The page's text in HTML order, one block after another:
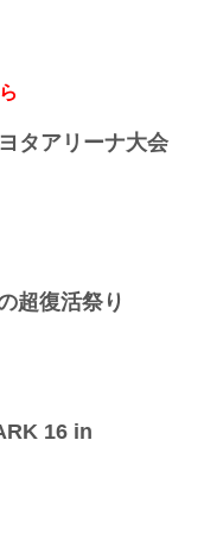
ン4
全面対抗戦
・サトシ・ソウザ vs.
）
タアリーナ大会
超復活祭り
16 in